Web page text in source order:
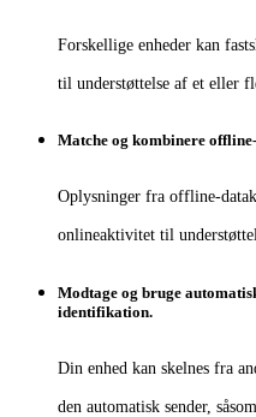
Forskellige enheder kan
til understøttelse af et eller
Matche og kombinere
Oplysninger fra offline-
onlineaktivitet til
Modtage og bruge
identifikation.
Din enhed kan skelnes fra
den automatisk sender,